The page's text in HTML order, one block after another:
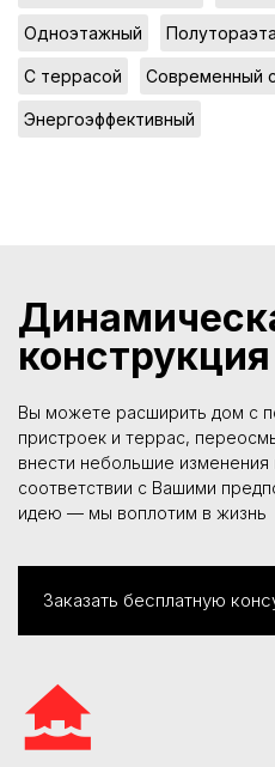
Одноэтажный
С террасой Современный
Энергоэффективный
конструкция
Вы можете расширить дом с
пристроек и террас,
внести небольшие
соответствии с Вашими
идею — мы воплотим в жизнь
Заказать бесплатную